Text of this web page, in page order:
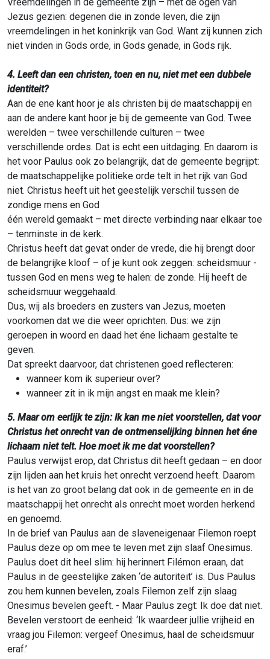
Jezus gezien: degenen die in zonde leven, die zijn
vreemdelingen in het koninkrijk van God. Want zij kunnen zich
niet vinden in Gods orde, in Gods genade, in Gods rijk.
4. Leeft dan een christen, toen en nu, niet met een dubbele
identiteit?
Aan de ene kant hoor je als christen bij de maatschappij en
aan de andere kant hoor je bij de gemeente van God. Twee
werelden – twee verschillende culturen – twee
verschillende ordes. Dat is echt een uitdaging. En daarom is
het voor Paulus ook zo belangrijk, dat de gemeente begrijpt:
de maatschappelijke politieke orde telt in het rijk van God
niet. Christus heeft uit het geestelijk verschil tussen de
zondige mens en God
één wereld gemaakt – met directe verbinding naar elkaar toe
– tenminste in de kerk.
Christus heeft dat gevat onder de vrede, die hij brengt door
de belangrijke kloof – of je kunt ook zeggen: scheidsmuur -
tussen God en mens weg te halen: de zonde. Hij heeft de
scheidsmuur weggehaald.
Dus, wij als broeders en zusters van Jezus, moeten
voorkomen dat we die weer oprichten. Dus: we zijn
geroepen in woord en daad het éne lichaam gestalte te
geven.
Dat spreekt daarvoor, dat christenen goed reflecteren:
wanneer kom ik superieur over?
wanneer zit in ik mijn angst en maak me klein?
5. Maar om eerlijk te zijn: Ik kan me niet voorstellen, dat voor
Christus het onrecht van de ontmenselijking binnen het éne
lichaam niet telt. Hoe moet ik me dat voorstellen?
Paulus verwijst erop, dat Christus dit heeft gedaan – en door
zijn lijden aan het kruis het onrecht verzoend heeft. Daarom
is het van zo groot belang dat ook in de gemeente en in de
maatschappij het onrecht als onrecht moet worden herkend
en genoemd.
In de brief van Paulus aan de slaveneigenaar Filemon roept
Paulus deze op om mee te leven met zijn slaaf Onesimus.
Paulus doet dit heel slim: hij herinnert Filémon eraan, dat
Paulus in de geestelijke zaken ‘de autoriteit’ is. Dus Paulus
zou hem kunnen bevelen, zoals Filemon zelf zijn slaag
Onesimus bevelen geeft. - Maar Paulus zegt: Ik doe dat niet.
Bevelen verstoort de eenheid: ‘Ik waardeer jullie vrijheid en
vraag jou Filemon: vergeef Onesimus, haal de scheidsmuur
eraf.’